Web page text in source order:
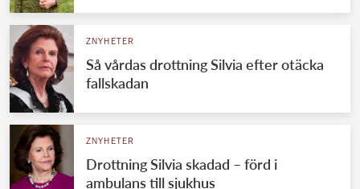
VÄRLDENS KUNGAHUS
Svenska kungahuset
Brittiska kungahuset
Danska kungahuset
Spanska kungahuset
REDAKTION
ZNYHETER
Så vårdas drottning Silvia efter otäcka
fallskadan
ZNYHETER
Drottning Silvia skadad – förd i
ambulans till sjukhus